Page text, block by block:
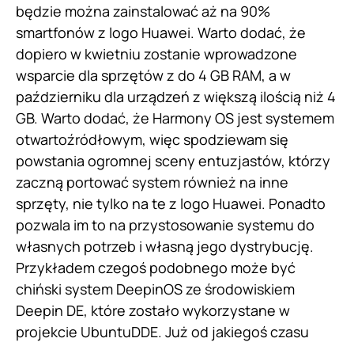
będzie można zainstalować aż na 90%
smartfonów z logo Huawei. Warto dodać, że
dopiero w kwietniu zostanie wprowadzone
wsparcie dla sprzętów z do 4 GB RAM, a w
październiku dla urządzeń z większą ilością niż 4
GB. Warto dodać, że Harmony OS jest systemem
otwartoźródłowym, więc spodziewam się
powstania ogromnej sceny entuzjastów, którzy
zaczną portować system również na inne
sprzęty, nie tylko na te z logo Huawei. Ponadto
pozwala im to na przystosowanie systemu do
własnych potrzeb i własną jego dystrybucję.
Przykładem czegoś podobnego może być
chiński system DeepinOS ze środowiskiem
Deepin DE, które zostało wykorzystane w
projekcie UbuntuDDE. Już od jakiegoś czasu